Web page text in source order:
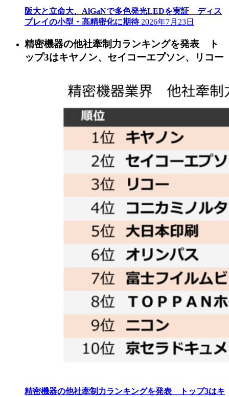
阪大と立命大、AlGaNで多色発光LEDを実証 ディス
プレイの小型・高精密化に期待 2026年7月23日
精密機器の他社牽制力ランキングを発表 ト
ップ3はキヤノン、セイコーエプソン、リコー
精密機器の他社牽制力ランキングを発表 トップ3はキ